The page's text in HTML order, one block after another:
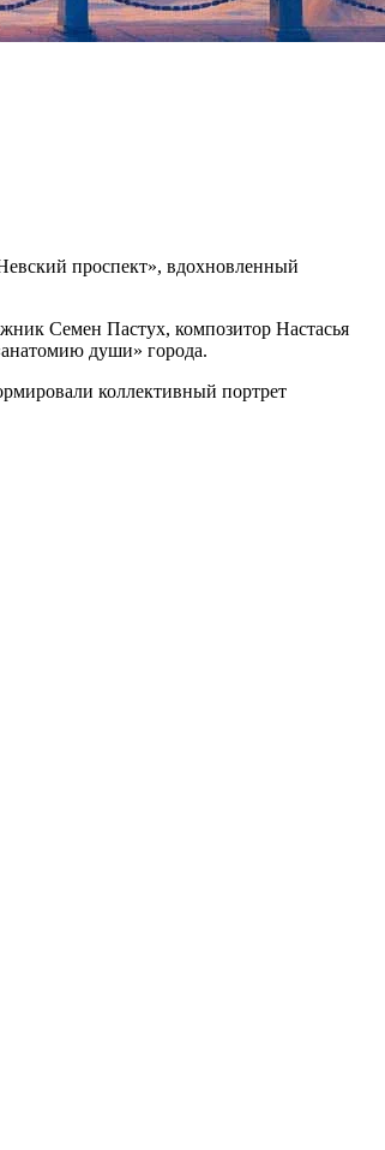
проспект», вдохновленный
Семен Пастух, композитор Настасья
души» города.
коллективный портрет